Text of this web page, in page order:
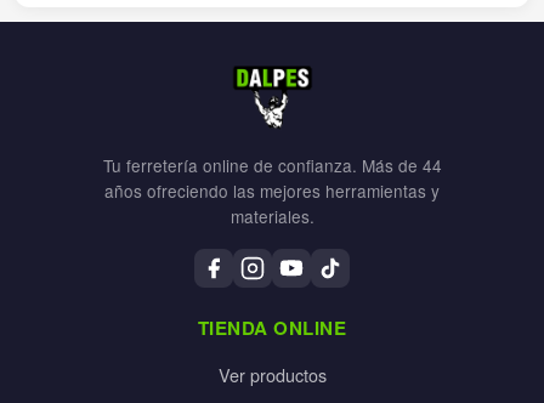
Tu ferretería online de confianza. Más de 44
años ofreciendo las mejores herramientas y
materiales.
TIENDA ONLINE
Ver productos